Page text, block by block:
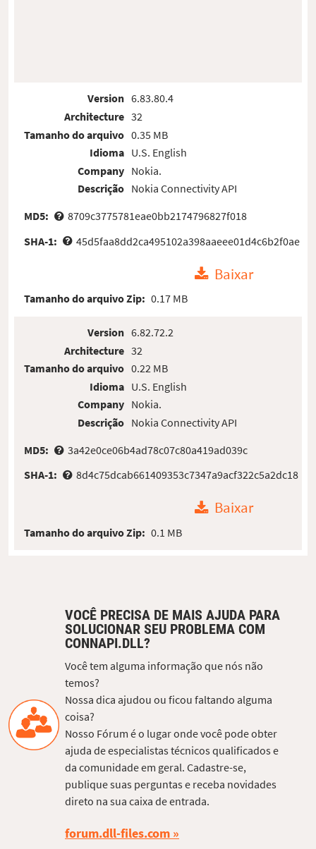
Version
Architecture
Tamanho do arquivo
Idioma
Company
Descrição
6.83.80.4
32
0.35 MB
U.S. English
Nokia.
Nokia Connectivity API
MD5:
8709c3775781eae0bb2174796827f018
SHA-1:
45d5faa8dd2ca495102a398aaeee01d4c6b2f0ae
Baixar
Tamanho do arquivo Zip: 0.17 MB
Version
Architecture
Tamanho do arquivo
Idioma
Company
Descrição
6.82.72.2
32
0.22 MB
U.S. English
Nokia.
Nokia Connectivity API
MD5:
3a42e0ce06b4ad78c07c80a419ad039c
SHA-1:
8d4c75dcab661409353c7347a9acf322c5a2dc18
Baixar
Tamanho do arquivo Zip: 0.1 MB
VOCÊ PRECISA DE MAIS AJUDA PARA
SOLUCIONAR SEU PROBLEMA COM
CONNAPI.DLL?
Você tem alguma informação que nós não
temos?
Nossa dica ajudou ou ficou faltando alguma
coisa?
Nosso Fórum é o lugar onde você pode obter
ajuda de especialistas técnicos qualificados e
da comunidade em geral. Cadastre-se,
publique suas perguntas e receba novidades
direto na sua caixa de entrada.
forum.dll-files.com